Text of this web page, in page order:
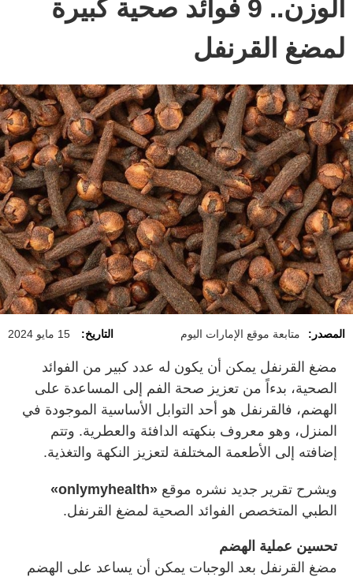
الوزن.. 9 فوائد صحية كبيرة
لمضغ القرنفل
المصدر: متابعة موقع الإمارات اليوم التاريخ: 15 مايو 2024
مضغ القرنفل يمكن أن يكون له عدد كبير من الفوائد
الصحية، بدءاً من تعزيز صحة الفم إلى المساعدة على
الهضم، فالقرنفل هو أحد التوابل الأساسية الموجودة في
المنزل، وهو معروف بنكهته الدافئة والعطرية. وتتم
إضافته إلى الأطعمة المختلفة لتعزيز النكهة والتغذية.
ويشرح تقرير جديد نشره موقع «onlymyhealth»
الطبي المتخصص الفوائد الصحية لمضغ القرنفل.
تحسين عملية الهضم
مضغ القرنفل بعد الوجبات يمكن أن يساعد على الهضم